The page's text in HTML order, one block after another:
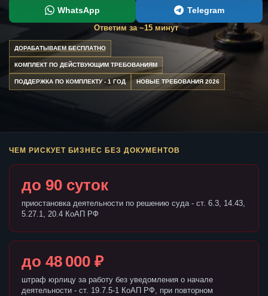
WhatsApp Telegram
Ответим за ~15 минут
ДОРАБАТЫВАЕМ БЕСПЛАТНО
КОМПЛЕКТ ПО ДЕЙСТВУЮЩИМ ТРЕБОВАНИЯМ
ПОДДЕРЖКА ПО КОМПЛЕКТУ - 1 ГОД НОВЫЕ ТРЕБОВАНИЯ 2026
ЧЕМ РИСКУЕТ БИЗНЕС БЕЗ ДОКУМЕНТОВ
до 90 суток
приостановка деятельности по решению суда - ст. 6.3, 14.43,
5.27.1, 20.4 КоАП РФ
до 48 000 ₽
штраф юрлицу за работу без уведомления о начале
деятельности - ст. 19.7.5-1 КоАП РФ, при повторном